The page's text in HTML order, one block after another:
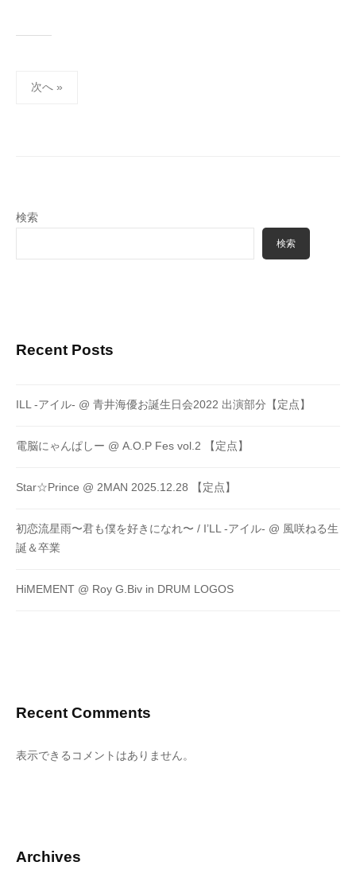
送
次へ »
検索
検索
Recent Posts
ILL -アイル- @ 青井海優お誕生日会2022 出演部分【定点】
電脳にゃんぱしー @ A.O.P Fes vol.2 【定点】
Star☆Prince @ 2MAN 2025.12.28 【定点】
初恋流星雨〜君も僕を好きになれ〜 / I’LL -アイル- @ 風咲ねる生
誕＆卒業
HiMEMENT @ Roy G.Biv in DRUM LOGOS
Recent Comments
表示できるコメントはありません。
Archives